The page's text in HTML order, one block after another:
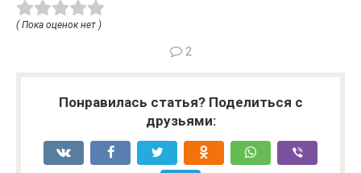
( Пока оценок нет )
2
Понравилась статья? Поделиться с
друзьями: